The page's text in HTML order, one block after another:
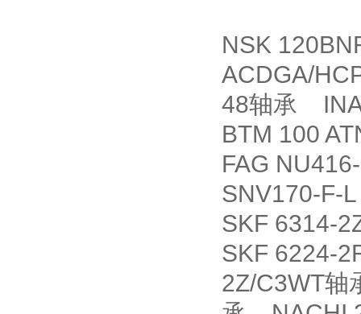
NSK
ACDGA/
48轴承
BTM 100
FAG
SNV170-F-
SKF 6314-
SKF 6224-
2Z/C3WT